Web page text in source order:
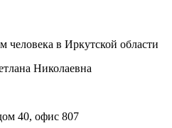
в Иркутской области
Николаевна
40, офис 807